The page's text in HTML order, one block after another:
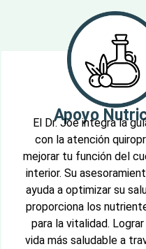
Apoyo
El Dr. Joe integra la
con la atención
mejorar tu función del
interior. Su
ayuda a optimizar su
proporciona los
para la vitalidad.
vida más saludable a